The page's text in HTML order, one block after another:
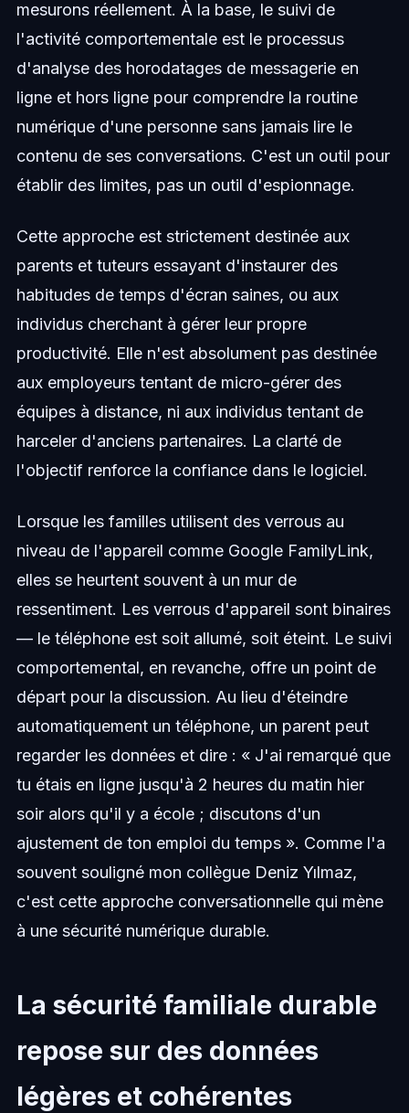
mesurons réellement. À la base, le suivi de
l'activité comportementale est le processus
d'analyse des horodatages de messagerie en
ligne et hors ligne pour comprendre la routine
numérique d'une personne sans jamais lire le
contenu de ses conversations. C'est un outil pour
établir des limites, pas un outil d'espionnage.
Cette approche est strictement destinée aux
parents et tuteurs essayant d'instaurer des
habitudes de temps d'écran saines, ou aux
individus cherchant à gérer leur propre
productivité. Elle n'est absolument pas destinée
aux employeurs tentant de micro-gérer des
équipes à distance, ni aux individus tentant de
harceler d'anciens partenaires. La clarté de
l'objectif renforce la confiance dans le logiciel.
Lorsque les familles utilisent des verrous au
niveau de l'appareil comme Google FamilyLink,
elles se heurtent souvent à un mur de
ressentiment. Les verrous d'appareil sont binaires
— le téléphone est soit allumé, soit éteint. Le suivi
comportemental, en revanche, offre un point de
départ pour la discussion. Au lieu d'éteindre
automatiquement un téléphone, un parent peut
regarder les données et dire : « J'ai remarqué que
tu étais en ligne jusqu'à 2 heures du matin hier
soir alors qu'il y a école ; discutons d'un
ajustement de ton emploi du temps ». Comme l'a
souvent souligné mon collègue Deniz Yılmaz,
c'est cette approche conversationnelle qui mène
à une sécurité numérique durable.
La sécurité familiale durable
repose sur des données
légères et cohérentes